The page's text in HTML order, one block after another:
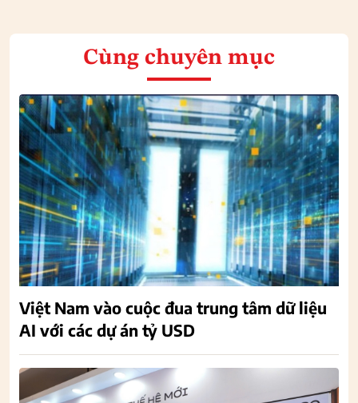
Cùng chuyên mục
Việt Nam vào cuộc đua trung tâm dữ liệu
AI với các dự án tỷ USD